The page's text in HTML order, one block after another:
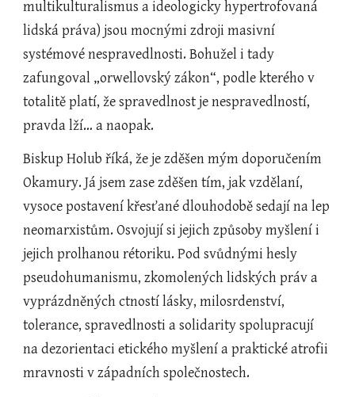
multikulturalismus a ideologicky hypertrofovaná
lidská práva) jsou mocnými zdroji masivní
systémové nespravedlnosti. Bohužel i tady
zafungoval „orwellovský zákon“, podle kterého v
totalitě platí, že spravedlnost je nespravedlností,
pravda lží… a naopak.
Biskup Holub říká, že je zděšen mým doporučením
Okamury. Já jsem zase zděšen tím, jak vzdělaní,
vysoce postavení křesťané dlouhodobě sedají na lep
neomarxistům. Osvojují si jejich způsoby myšlení i
jejich prolhanou rétoriku. Pod svůdnými hesly
pseudohumanismu, zkomolených lidských práv a
vyprázdněných ctností lásky, milosrdenství,
tolerance, spravedlnosti a solidarity spolupracují
na dezorientaci etického myšlení a praktické atrofii
mravnosti v západních společnostech.